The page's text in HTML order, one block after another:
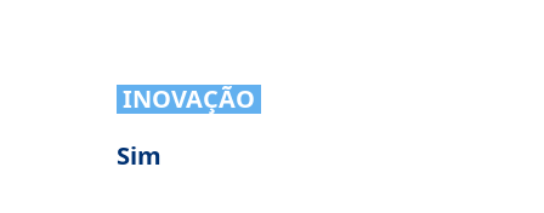
INOVAÇÃO
Sim